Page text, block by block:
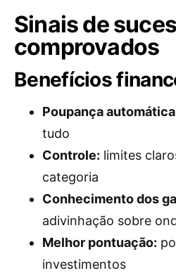
Sinais de
comprovados
Benefícios
Poupança
tudo
Controle: limites
categoria
Conhecimento dos
adivinhação sobre
Melhor pontuação:
investimentos